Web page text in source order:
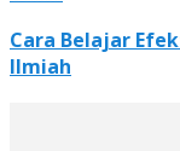
Cara Belajar
Ilmiah